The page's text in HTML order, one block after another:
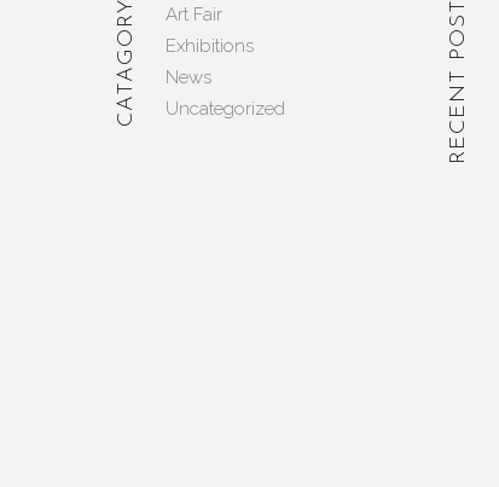
CATAGORY
Art Fair
Exhibitions
News
Uncategorized
RECENT POST